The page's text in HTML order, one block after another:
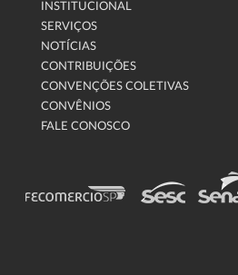
INSTITUCIONAL
SERVIÇOS
NOTÍCIAS
CONTRIBUIÇÕES
CONVENÇÕES COLETIVAS
CONVÊNIOS
FALE CONOSCO